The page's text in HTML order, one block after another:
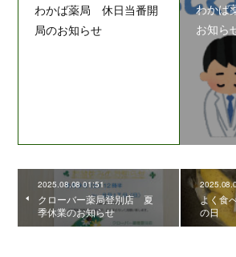
わかば薬局 休日当番開
局のお知らせ
わかば
お知ら
2025.08.08 01:51
クローバー薬局登別店 夏
季休業のお知らせ
よく食
の日